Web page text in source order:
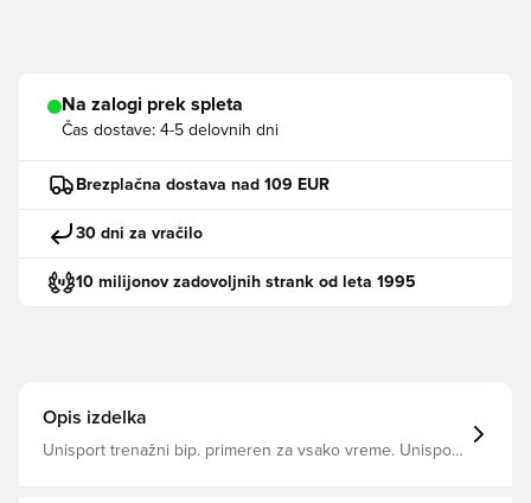
Na zalogi prek spleta
Čas dostave: 4-5 delovnih dni
Brezplačna dostava nad 109 EUR
30 dni za vračilo
10 milijonov zadovoljnih strank od leta 1995
Opis izdelka
Unisport trenažni bip. primeren za vsako vreme. Unisport